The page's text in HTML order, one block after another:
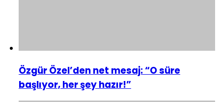
Özgür Özel’den net mesaj: “O süre
başlıyor, her şey hazır!”